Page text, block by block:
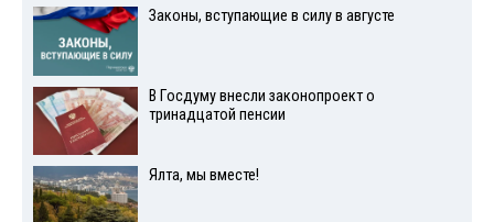
Законы, вступающие в силу в августе
В Госдуму внесли законопроект о
тринадцатой пенсии
Ялта, мы вместе!